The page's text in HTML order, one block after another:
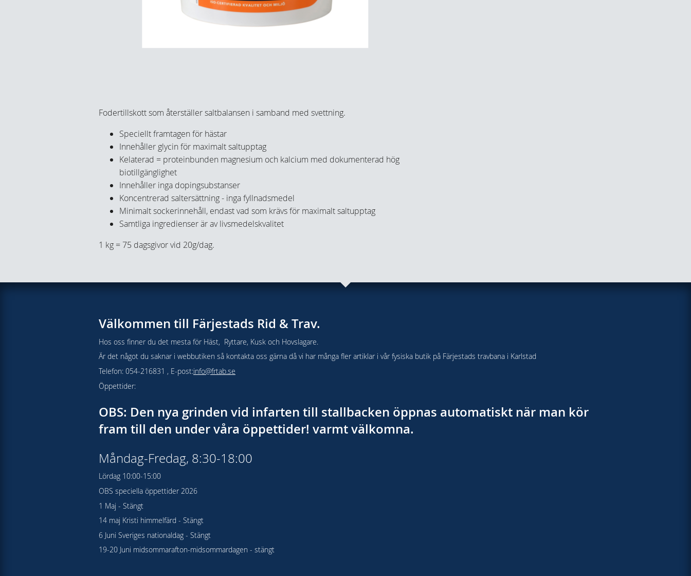
Fodertillskott som återställer saltbalansen i samband med svettning.
Speciellt framtagen för hästar
Innehåller glycin för maximalt saltupptag
Kelaterad = proteinbunden magnesium och kalcium med dokumenterad hög
biotillgänglighet
Innehåller inga dopingsubstanser
Koncentrerad saltersättning - inga fyllnadsmedel
Minimalt sockerinnehåll, endast vad som krävs för maximalt saltupptag
Samtliga ingredienser är av livsmedelskvalitet
1 kg = 75 dagsgivor vid 20g/dag.
Välkommen till Färjestads Rid & Trav.
Hos oss finner du det mesta för Häst, Ryttare, Kusk och Hovslagare.
Är det något du saknar i webbutiken så kontakta oss gärna då vi har många fler artiklar i vår fysiska butik på Färjestads travbana i Karlstad
Telefon: 054-216831 , E-post:info@frtab.se
Öppettider:
OBS: Den nya grinden vid infarten till stallbacken öppnas automatiskt när man kör
fram till den under våra öppettider! varmt välkomna.
Måndag-Fredag, 8:30-18:00
Lördag 10:00-15:00
OBS speciella öppettider 2026
1 Maj - Stängt
14 maj Kristi himmelfärd - Stängt
6 Juni Sveriges nationaldag - Stängt
19-20 Juni midsommarafton-midsommardagen - stängt